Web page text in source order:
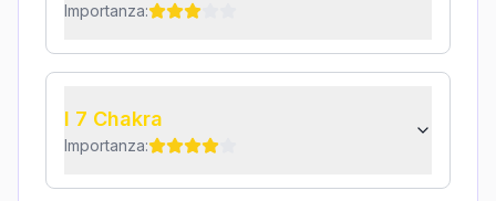
Importanza:
I 7 Chakra
Importanza: